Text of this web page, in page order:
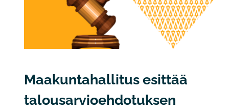
Maakuntahallitus esittää
talousarvioehdotuksen